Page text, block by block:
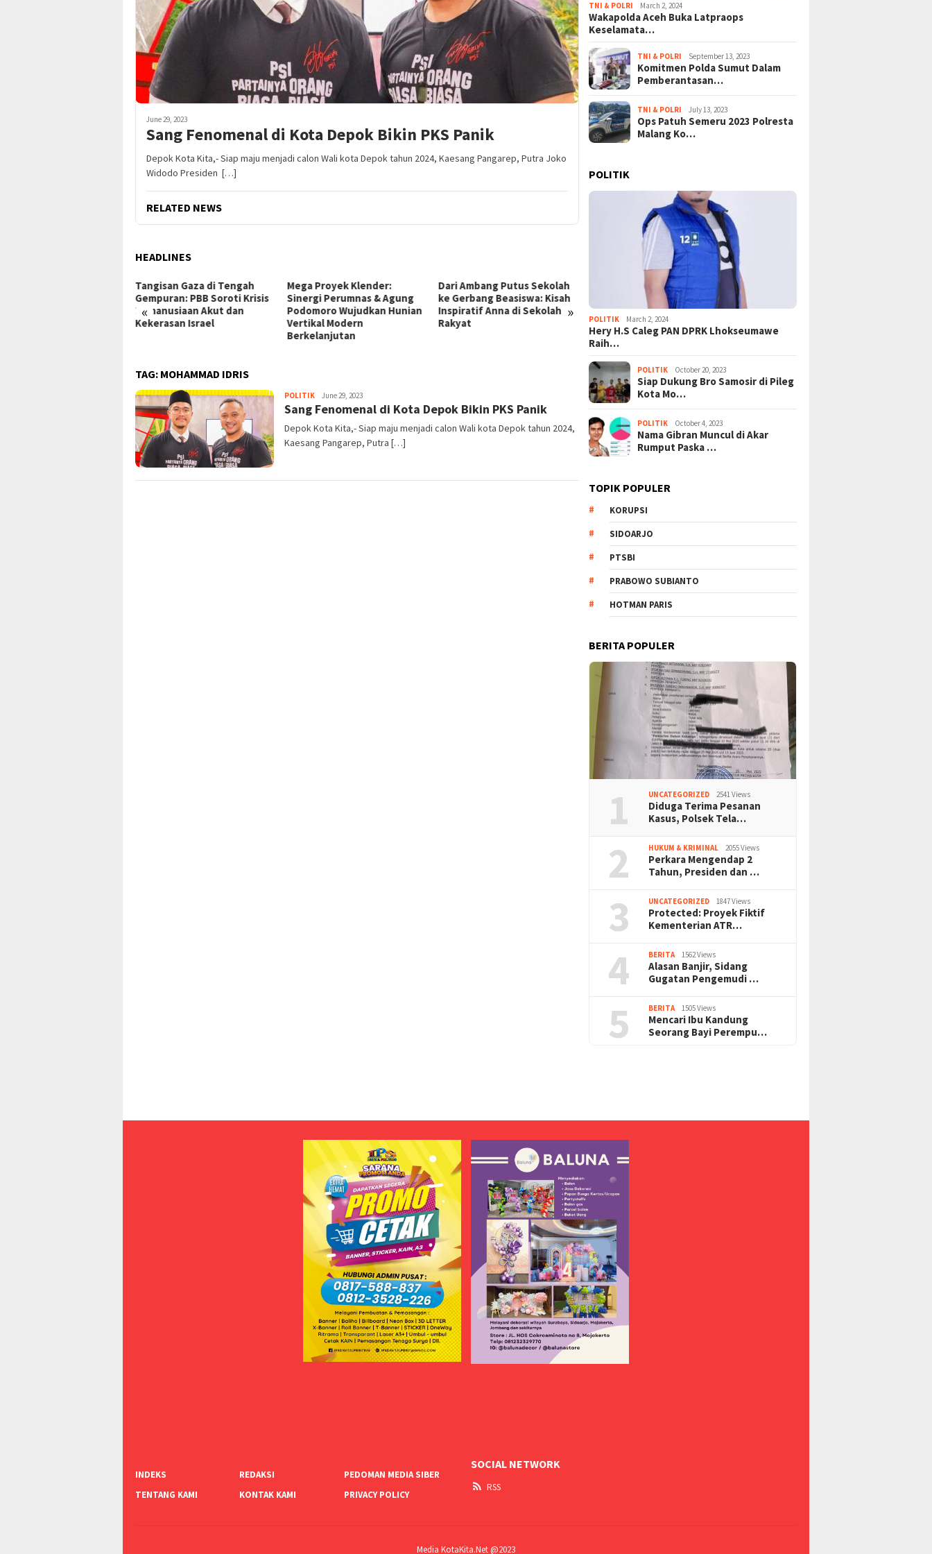
June 29, 2023
Sang Fenomenal di Kota Depok Bikin PKS Panik
Depok Kota Kita,- Siap maju menjadi calon Wali kota Depok tahun 2024, Kaesang Pangarep, Putra Joko
Widodo Presiden […]
RELATED NEWS
HEADLINES
« »
Tangisan Gaza di Tengah
Gempuran: PBB Soroti Krisis
Kemanusiaan Akut dan
Kekerasan Israel
Mega Proyek Klender:
Sinergi Perumnas & Agung
Podomoro Wujudkan Hunian
Vertikal Modern
Berkelanjutan
Dari Ambang Putus Sekolah
ke Gerbang Beasiswa: Kisah
Inspiratif Anna di Sekolah
Rakyat
Terobosan Ekonomi
Prabowo: Dari Kampung Haji
di Mekkah hingga Efisiensi
BUMN Triliunan Rupiah
KPK Bongkar Lapisan Baru
Skandal Suap Pajak: Dolar AS
Disita di Tangerang, Jaringan
TAG: MOHAMMAD IDRIS
POLITIK Redaksi
June 29, 2023
Sang Fenomenal di Kota Depok Bikin PKS Panik
Depok Kota Kita,- Siap maju menjadi calon Wali kota Depok tahun 2024,
Kaesang Pangarep, Putra […]
TNI & POLRI March 2, 2024
Wakapolda Aceh Buka Latpraops
Keselamata…
TNI & POLRI September 13, 2023
Komitmen Polda Sumut Dalam
Pemberantasan…
TNI & POLRI July 13, 2023
Ops Patuh Semeru 2023 Polresta
Malang Ko…
POLITIK
POLITIK March 2, 2024
Hery H.S Caleg PAN DPRK Lhokseumawe
Raih…
POLITIK October 20, 2023
Siap Dukung Bro Samosir di Pileg
Kota Mo…
POLITIK October 4, 2023
Nama Gibran Muncul di Akar
Rumput Paska …
TOPIK POPULER
KORUPSI
SIDOARJO
PTSBI
PRABOWO SUBIANTO
HOTMAN PARIS
BERITA POPULER
1 UNCATEGORIZED 2541 Views
Diduga Terima Pesanan
Kasus, Polsek Tela…
2 HUKUM & KRIMINAL 2055 Views
Perkara Mengendap 2
Tahun, Presiden dan …
3 UNCATEGORIZED 1847 Views
Protected: Proyek Fiktif
Kementerian ATR…
4 BERITA 1562 Views
Alasan Banjir, Sidang
Gugatan Pengemudi …
5 BERITA 1505 Views
Mencari Ibu Kandung
Seorang Bayi Perempu…
INDEKS REDAKSI
PEDOMAN MEDIA SIBER
TENTANG KAMI
KONTAK KAMI PRIVACY POLICY
SOCIAL NETWORK
RSS
Media KotaKita.Net @2023